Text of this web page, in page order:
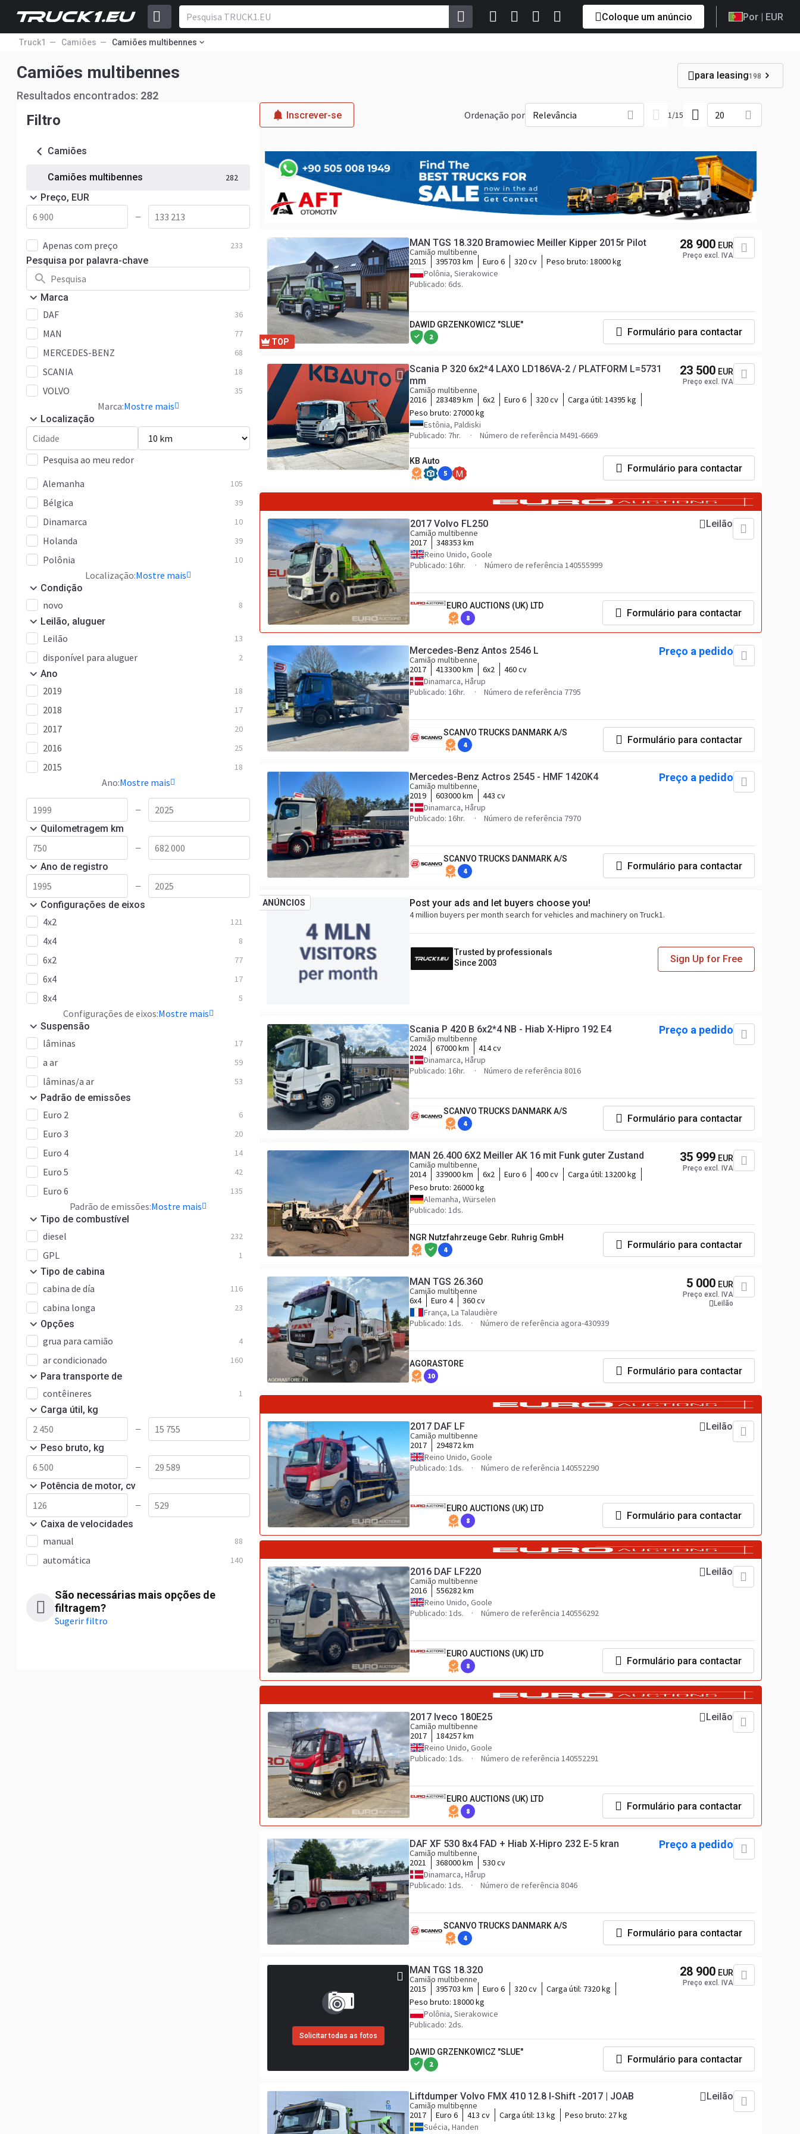
Coloque um anúncio Por | EUR
Truck1 Camiões Camiões multibennes
Camiões multibennes
Resultados encontrados: 282
para leasing198
Filtro
Camiões
Camiões multibennes 282
Preço, EUR
—
Apenas com preço 233
Pesquisa por palavra-chave
Marca
DAF 36
MAN 77
MERCEDES-BENZ 68
SCANIA 18
VOLVO 35
Marca:Mostre mais
Localização
Pesquisa ao meu redor
Alemanha
105
Bélgica 39
Dinamarca 10
Holanda 39
Polônia 10
Localização:Mostre mais
Condição
novo 8
Leilão, aluguer
Leilão 13
disponível para aluguer 2
Ano
2019 18
2018 17
2017 20
2016 25
2015 18
Ano:Mostre mais
—
Quilometragem km
—
Ano de registro
—
Configurações de eixos
4x2 121
4x4 8
6x2 77
6x4 17
8x4 5
Configurações de eixos:Mostre mais
Suspensão
lâminas 17
a ar 59
lâminas/a ar 53
Padrão de emissões
Euro 2 6
Euro 3 20
Euro 4 14
Euro 5 42
Euro 6 135
Padrão de emissões:Mostre mais
Tipo de combustível
diesel 232
GPL 1
Tipo de cabina
cabina de día 116
cabina longa 23
Opções
grua para camião 4
ar condicionado 160
Para transporte de
contêineres 1
Carga útil, kg
—
Peso bruto, kg
—
Potência de motor, cv
—
Caixa de velocidades
manual 88
automática 140
São necessárias mais opções de
filtragem?
Sugerir filtro
Inscrever-se Ordenação por Relevância 1/15 20
TOP
MAN TGS 18.320 Bramowiec Meiller Kipper 2015r Pilot
Camião multibenne
2015
395703 km Euro 6 320 cv Peso bruto: 18000 kg
Polônia, Sierakowice
Publicado: 6ds.
28 900 EUR
Preço excl. IVA
DAWID GRZENKOWICZ "SLUE"
2 Formulário para contactar
Scania P 320 6x2*4 LAXO LD186VA-2 / PLATFORM L=5731
mm
Camião multibenne
2016
283489 km 6x2 Euro 6 320 cv Carga útil: 14395 kg
Peso bruto: 27000 kg
Estônia, Paldiski
Publicado: 7hr.
Número de referência M491-6669
23 500 EUR
Preço excl. IVA
KB Auto
5 M
Formulário para contactar
2017 Volvo FL250
Camião multibenne
2017
348353 km
Reino Unido, Goole
Publicado: 16hr.
Número de referência 140555999
Leilão
EURO AUCTIONS (UK) LTD
8 Formulário para contactar
Mercedes-Benz Antos 2546 L
Camião multibenne
2017
413300 km 6x2
460 cv
Dinamarca, Hårup
Publicado: 16hr.
Número de referência 7795
Preço a pedido
SCANVO TRUCKS DANMARK A/S
4 Formulário para contactar
Mercedes-Benz Actros 2545 - HMF 1420K4
Camião multibenne
2019
603000 km
443 cv
Dinamarca, Hårup
Publicado: 16hr.
Número de referência 7970
Preço a pedido
SCANVO TRUCKS DANMARK A/S
4 Formulário para contactar
ANÚNCIOS Post your ads and let buyers choose you!
4 million buyers per month search for vehicles and machinery on Truck1.
Trusted by professionals
Since 2003
Sign Up for Free
Scania P 420 B 6x2*4 NB - Hiab X-Hipro 192 E4
Camião multibenne
2024
67000 km
414 cv
Dinamarca, Hårup
Publicado: 16hr.
Número de referência 8016
Preço a pedido
SCANVO TRUCKS DANMARK A/S
4 Formulário para contactar
MAN 26.400 6X2 Meiller AK 16 mit Funk guter Zustand
Camião multibenne
2014
339000 km 6x2 Euro 6 400 cv Carga útil: 13200 kg
Peso bruto: 26000 kg
Alemanha, Würselen
Publicado: 1ds.
35 999 EUR
Preço excl. IVA
NGR Nutzfahrzeuge Gebr. Ruhrig GmbH
4 Formulário para contactar
MAN TGS 26.360
Camião multibenne
6x4
Euro 4
360 cv
França, La Talaudière
Publicado: 1ds.
Número de referência agora-430939
5 000 EUR
Preço excl. IVA
Leilão
AGORASTORE
10 Formulário para contactar
2017 DAF LF
Camião multibenne
2017
294872 km
Reino Unido, Goole
Publicado: 1ds.
Número de referência 140552290
Leilão
EURO AUCTIONS (UK) LTD
8 Formulário para contactar
2016 DAF LF220
Camião multibenne
2016
556282 km
Reino Unido, Goole
Publicado: 1ds.
Número de referência 140556292
Leilão
EURO AUCTIONS (UK) LTD
8 Formulário para contactar
2017 Iveco 180E25
Camião multibenne
2017
184257 km
Reino Unido, Goole
Publicado: 1ds.
Número de referência 140552291
Leilão
EURO AUCTIONS (UK) LTD
8 Formulário para contactar
DAF XF 530 8x4 FAD + Hiab X-Hipro 232 E-5 kran
Camião multibenne
2021
368000 km
530 cv
Dinamarca, Hårup
Publicado: 1ds.
Número de referência 8046
Preço a pedido
SCANVO TRUCKS DANMARK A/S
4 Formulário para contactar
Solicitar todas as fotos
MAN TGS 18.320
Camião multibenne
2015
395703 km Euro 6 320 cv Carga útil: 7320 kg
Peso bruto: 18000 kg
Polônia, Sierakowice
Publicado: 2ds.
28 900 EUR
Preço excl. IVA
DAWID GRZENKOWICZ "SLUE"
2 Formulário para contactar
Liftdumper Volvo FMX 410 12.8 I-Shift -2017 | JOAB
Camião multibenne
2017
Euro 6 413 cv Carga útil: 13 kg Peso bruto: 27 kg
Suécia, Handen
Leilão